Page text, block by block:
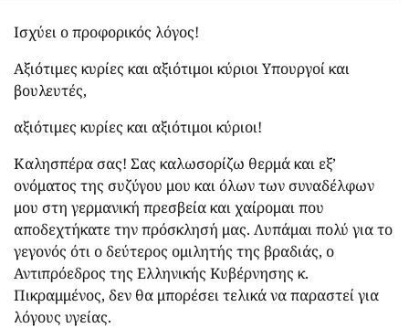
Ισχύει ο προφορικός λόγος!
Αξιότιμες κυρίες και αξιότιμοι κύριοι Υπουργοί και
βουλευτές,
αξιότιμες κυρίες και αξιότιμοι κύριοι!
Καλησπέρα σας! Σας καλωσορίζω θερμά και εξ’
ονόματος της συζύγου μου και όλων των συναδέλφων
μου στη γερμανική πρεσβεία και χαίρομαι που
αποδεχτήκατε την πρόσκλησή μας. Λυπάμαι πολύ για το
γεγονός ότι ο δεύτερος ομιλητής της βραδιάς, ο
Αντιπρόεδρος της Ελληνικής Κυβέρνησης κ.
Πικραμμένος, δεν θα μπορέσει τελικά να παραστεί για
λόγους υγείας.